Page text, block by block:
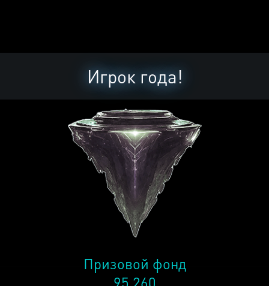
Игрок года!
Призовой фонд